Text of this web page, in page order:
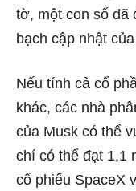
tờ, một con số đã
bạch cập nhật
Nếu tính cả cổ
khác, các nhà
của Musk có thể
chí có thể đạt 1,1
cổ phiếu SpaceX